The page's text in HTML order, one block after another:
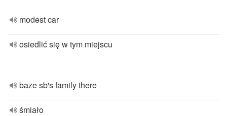
modest car
osiedlić się w tym miejscu
baze sb's family there
śmiało